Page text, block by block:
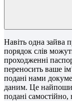
Навіть одна зайва
порядок слів
проходженні
переносить ваше
подані нами
даним. Це
подані самостійно,